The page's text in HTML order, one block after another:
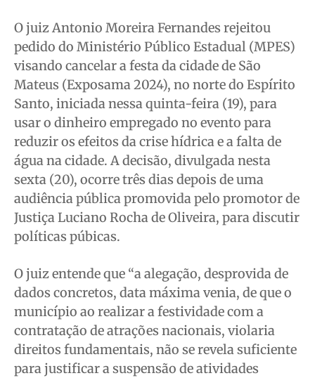
Direitos
Economia
Cultura
Colunas
Caetano Roque
Gustavo Bastos
Jr Mignone (in memorian)
Wanda Sily
Publicidade Legal
Anuncie
Quem Somos
Expediente
Contato
Anuncie
Direitos
Economia
Cultura
Colunas
Caetano Roque
Gustavo Bastos
Jr Mignone (in memorian)
Wanda Sily
Publicidade Legal
Anuncie
Quem Somos
Expediente
Contato
Anuncie
Direitos
Economia
Cultura
Colunas
Caetano Roque
Gustavo Bastos
Jr Mignone (in memorian)
Wanda Sily
Publicidade Legal
Anuncie
Quem Somos
Expediente
Contato
Anuncie
Direitos
Economia
Cultura
Colunas
Caetano Roque
Gustavo Bastos
Jr Mignone (in memorian)
Wanda Sily
Publicidade Legal
Anuncie
Quem Somos
Expediente
Contato
Anuncie
O juiz Antonio Moreira Fernandes rejeitou
pedido do Ministério Público Estadual (MPES)
visando cancelar a festa da cidade de São
Mateus (Exposama 2024), no norte do Espírito
Santo, iniciada nessa quinta-feira (19), para
usar o dinheiro empregado no evento para
reduzir os efeitos da crise hídrica e a falta de
água na cidade. A decisão, divulgada nesta
sexta (20), ocorre três dias depois de uma
audiência pública promovida pelo promotor de
Justiça Luciano Rocha de Oliveira, para discutir
políticas púbicas.
O juiz entende que “a alegação, desprovida de
dados concretos, data máxima venia, de que o
município ao realizar a festividade com a
contratação de atrações nacionais, violaria
direitos fundamentais, não se revela suficiente
para justificar a suspensão de atividades